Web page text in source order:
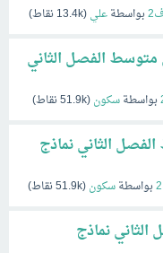
بواسطةعلي(
13.4kنقاط)
متوسط الفصل الثاني
بواسطةسكون(
51.9kنقاط)
الثاني نماذج
بواسطةسكون(
51.9kنقاط)
نماذج